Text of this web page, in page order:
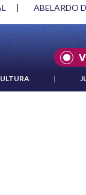
| ABELARDO
|